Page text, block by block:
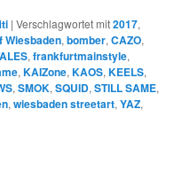
|Verschlagwortet mit2017,
Wiesbaden,bomber,CAZO,
,frankfurtmainstyle,
,KAIZone,KAOS,KEELS,
,SMOK,SQUID,STILL SAME,
,wiesbaden streetart,YAZ,